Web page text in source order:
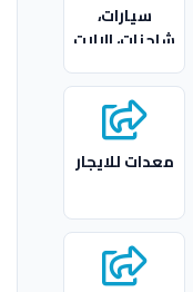
سيارات،
شاحنات، الالات
ثقيلة، للايجار
معدات للايجار